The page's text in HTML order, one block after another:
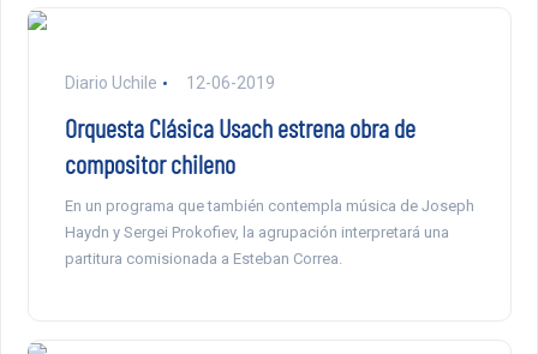
Diario Uchile 12-06-2019
Orquesta Clásica Usach estrena obra de
compositor chileno
En un programa que también contempla música de Joseph
Haydn y Sergei Prokofiev, la agrupación interpretará una
partitura comisionada a Esteban Correa.